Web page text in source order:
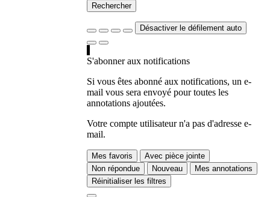
Rechercher
Désactiver le défilement auto
S'abonner aux notifications
Si vous êtes abonné aux notifications, un e-
mail vous sera envoyé pour toutes les
annotations ajoutées.
Votre compte utilisateur n'a pas d'adresse e-
mail.
Mes favoris
Avec pièce jointe
Non répondue
Nouveau
Mes annotations
Réinitialiser les filtres